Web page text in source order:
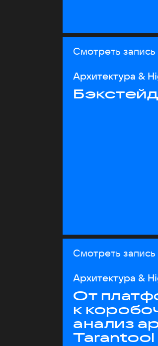
Смотреть запись
Архитектура &
Смотреть запись
Архитектура &
От
к
анализ
Tarantool